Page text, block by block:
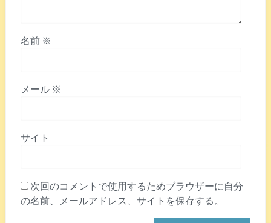
名前 ※
メール ※
サイト
次回のコメントで使用するためブラウザーに自分
の名前、メールアドレス、サイトを保存する。